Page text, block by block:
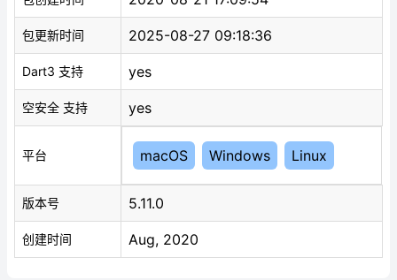
包更新时间 2025-08-27 09:18:36
Dart3 支持 yes
空安全 支持 yes
平台 macOS Windows Linux
版本号 5.11.0
创建时间 Aug, 2020